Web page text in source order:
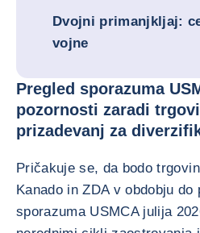
Dvojni primanjkljaj:
vojne
Pregled sporazuma
pozornosti zaradi
prizadevanj za
Pričakuje se, da bodo
Kanado in ZDA v obdobju do
sporazuma USMCA julija